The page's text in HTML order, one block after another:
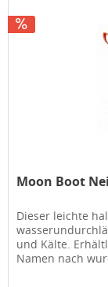
Moon Boot
Dieser leichte
und Kälte.
Namen nach